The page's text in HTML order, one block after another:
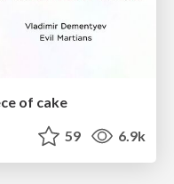
of cake
59 6.9k